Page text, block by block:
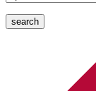
search